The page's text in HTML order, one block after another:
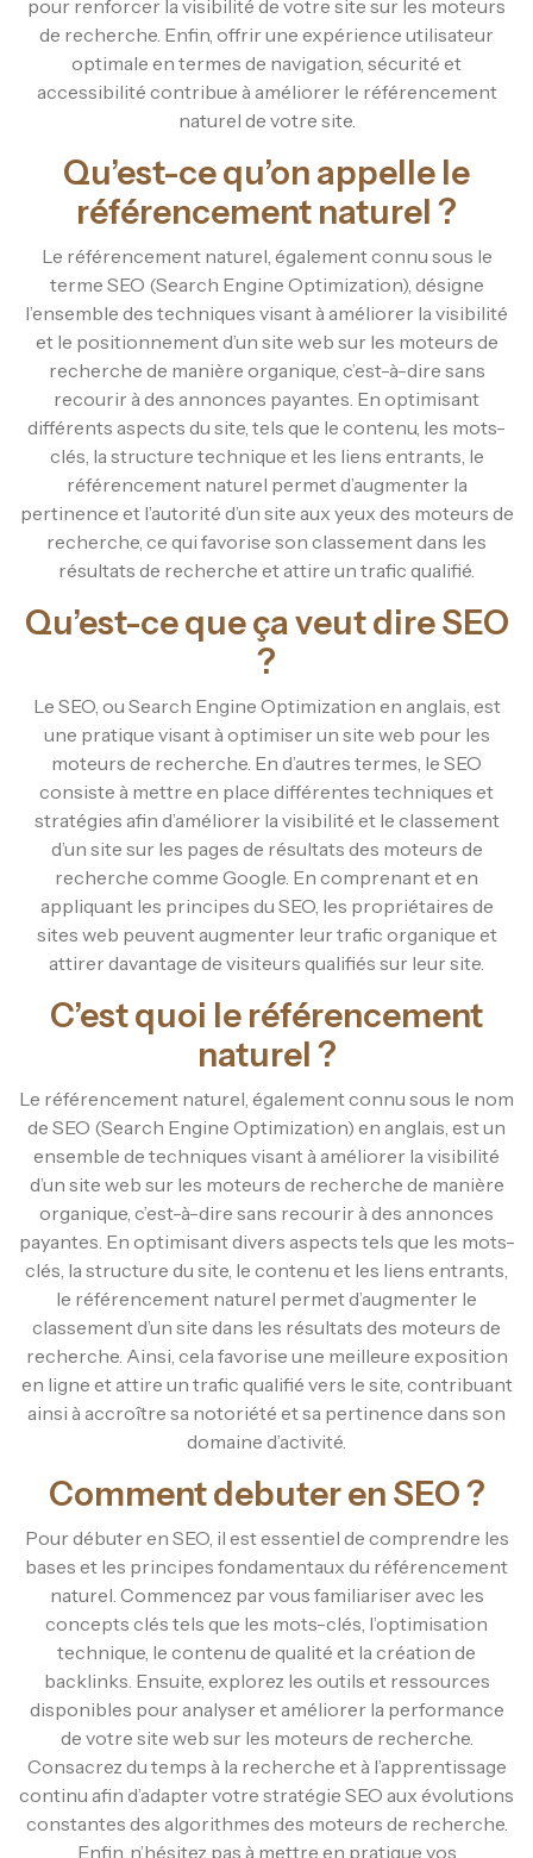
pour renforcer la visibilité de votre site sur les moteurs
de recherche. Enfin, offrir une expérience utilisateur
optimale en termes de navigation, sécurité et
accessibilité contribue à améliorer le référencement
naturel de votre site.
Qu’est-ce qu’on appelle le
référencement naturel ?
Le référencement naturel, également connu sous le
terme SEO (Search Engine Optimization), désigne
l’ensemble des techniques visant à améliorer la visibilité
et le positionnement d’un site web sur les moteurs de
recherche de manière organique, c’est-à-dire sans
recourir à des annonces payantes. En optimisant
différents aspects du site, tels que le contenu, les mots-
clés, la structure technique et les liens entrants, le
référencement naturel permet d’augmenter la
pertinence et l’autorité d’un site aux yeux des moteurs de
recherche, ce qui favorise son classement dans les
résultats de recherche et attire un trafic qualifié.
Qu’est-ce que ça veut dire SEO
?
Le SEO, ou Search Engine Optimization en anglais, est
une pratique visant à optimiser un site web pour les
moteurs de recherche. En d’autres termes, le SEO
consiste à mettre en place différentes techniques et
stratégies afin d’améliorer la visibilité et le classement
d’un site sur les pages de résultats des moteurs de
recherche comme Google. En comprenant et en
appliquant les principes du SEO, les propriétaires de
sites web peuvent augmenter leur trafic organique et
attirer davantage de visiteurs qualifiés sur leur site.
C’est quoi le référencement
naturel ?
Le référencement naturel, également connu sous le nom
de SEO (Search Engine Optimization) en anglais, est un
ensemble de techniques visant à améliorer la visibilité
d’un site web sur les moteurs de recherche de manière
organique, c’est-à-dire sans recourir à des annonces
payantes. En optimisant divers aspects tels que les mots-
clés, la structure du site, le contenu et les liens entrants,
le référencement naturel permet d’augmenter le
classement d’un site dans les résultats des moteurs de
recherche. Ainsi, cela favorise une meilleure exposition
en ligne et attire un trafic qualifié vers le site, contribuant
ainsi à accroître sa notoriété et sa pertinence dans son
domaine d’activité.
Comment debuter en SEO ?
Pour débuter en SEO, il est essentiel de comprendre les
bases et les principes fondamentaux du référencement
naturel. Commencez par vous familiariser avec les
concepts clés tels que les mots-clés, l’optimisation
technique, le contenu de qualité et la création de
backlinks. Ensuite, explorez les outils et ressources
disponibles pour analyser et améliorer la performance
de votre site web sur les moteurs de recherche.
Consacrez du temps à la recherche et à l’apprentissage
continu afin d’adapter votre stratégie SEO aux évolutions
constantes des algorithmes des moteurs de recherche.
Enfin, n’hésitez pas à mettre en pratique vos